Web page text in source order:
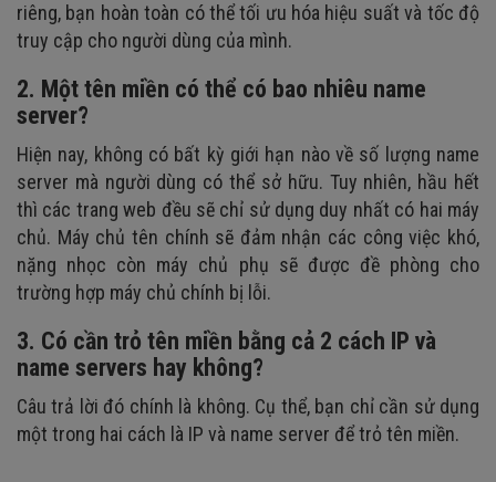
riêng, bạn hoàn toàn có thể tối ưu hóa hiệu suất và tốc độ
truy cập cho người dùng của mình.
2. Một tên miền có thể có bao nhiêu name
server?
Hiện nay, không có bất kỳ giới hạn nào về số lượng name
server mà người dùng có thể sở hữu. Tuy nhiên, hầu hết
thì các trang web đều sẽ chỉ sử dụng duy nhất có hai máy
chủ. Máy chủ tên chính sẽ đảm nhận các công việc khó,
nặng nhọc còn máy chủ phụ sẽ được đề phòng cho
trường hợp máy chủ chính bị lỗi.
3. Có cần trỏ tên miền bằng cả 2 cách IP và
name servers hay không?
Câu trả lời đó chính là không. Cụ thể, bạn chỉ cần sử dụng
một trong hai cách là IP và name server để trỏ tên miền.